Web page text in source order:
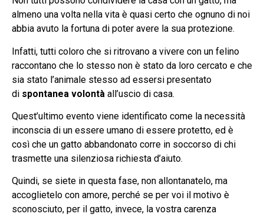
almeno una volta nella vita è quasi certo che ognuno di noi
abbia avuto la fortuna di poter avere la sua protezione.
Infatti, tutti coloro che si ritrovano a vivere con un felino
raccontano che lo stesso non è stato da loro cercato e che
sia stato l’animale stesso ad essersi presentato
di spontanea volontà all’uscio di casa.
Quest’ultimo evento viene identificato come la necessità
inconscia di un essere umano di essere protetto, ed è
così che un gatto abbandonato corre in soccorso di chi
trasmette una silenziosa richiesta d’aiuto.
Quindi, se siete in questa fase, non allontanatelo, ma
accoglietelo con amore, perché se per voi il motivo è
sconosciuto, per il gatto, invece, la vostra carenza